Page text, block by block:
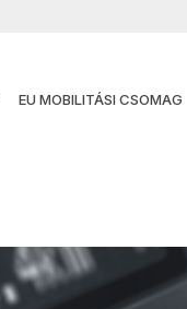
EU MOBILITÁSI CSOMAG